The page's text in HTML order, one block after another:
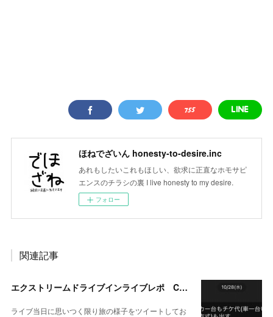
ほねでざいん honesty-to-desire.inc
あれもしたいこれもほしい、欲求に正直なホモサピ
エンスのチラシの裏 I live honesty to my desire.
フォロー
関連記事
エクストリームドライブインライブレポ C&K移動式遊園地～ぼくらはどこへでも行ける～ "続 種まき編" in 栃木
ライブ当日に思いつく限り旅の様子をツイートしてお